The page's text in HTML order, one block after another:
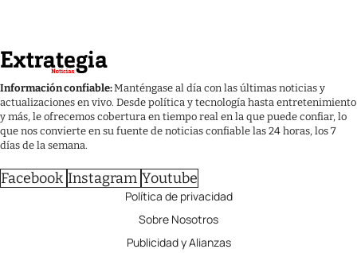
Información confiable:Manténgase al día con las últimas noticias y
actualizaciones en vivo. Desde política y tecnología hasta entretenimiento
y más, le ofrecemos cobertura en tiempo real en la que puede confiar, lo
que nos convierte en su fuente de noticias confiable las 24 horas, los 7
días de la semana.
Facebook Instagram Youtube
Política de privacidad
Sobre Nosotros
Publicidad y Alianzas